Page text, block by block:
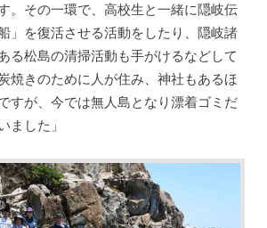
。その一環で、高校生と一緒に隠岐伝
」を復活させる活動をしたり、隠岐諸
る松島の清掃活動も手がけるなどして
焼きのために人が住み、神社もあるほ
すが、今では無人島となり漂着ゴミだ
ました」